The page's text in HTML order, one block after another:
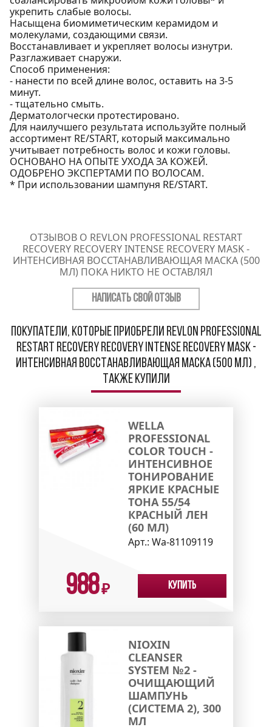
укрепить слабые волосы.
Насыщена биомиметическим керамидом и
молекулами, создающими связи.
Восстанавливает и укрепляет волосы изнутри.
Разглаживает снаружи.
Способ применения:
- нанести по всей длине волос, оставить на 3-5
минут.
- тщательно смыть.
Дерматологчески протестировано.
Для наилучшего результата используйте полный
ассортимент RE/START, который максимально
учитывает потребность волос и кожи головы.
ОСНОВАНО НА ОПЫТЕ УХОДА ЗА КОЖЕЙ.
ОДОБРЕНО ЭКСПЕРТАМИ ПО ВОЛОСАМ.
* При использовании шампуня RE/START.
ОТЗЫВОВ О REVLON PROFESSIONAL RESTART
RECOVERY RECOVERY INTENSE RECOVERY MASK -
ИНТЕНСИВНАЯ ВОССТАНАВЛИВАЮЩАЯ МАСКА (500
МЛ) ПОКА НИКТО НЕ ОСТАВЛЯЛ
НАПИСАТЬ СВОЙ ОТЗЫВ
Покупатели, которые приобрели Revlon Professional
ReStart Recovery Recovery Intense Recovery Mask -
Интенсивная восстанавливающая маска (500 мл) ,
также купили
WELLA
PROFESSIONAL
COLOR TOUCH -
ИНТЕНСИВНОЕ
ТОНИРОВАНИЕ
ЯРКИЕ КРАСНЫЕ
ТОНА 55/54
КРАСНЫЙ ЛЕН
(60 МЛ)
Арт.: Wa-81109119
988₽ Купить
NIOXIN
CLEANSER
SYSTEM №2 -
ОЧИЩАЮЩИЙ
ШАМПУНЬ
(СИСТЕМА 2), 300
МЛ